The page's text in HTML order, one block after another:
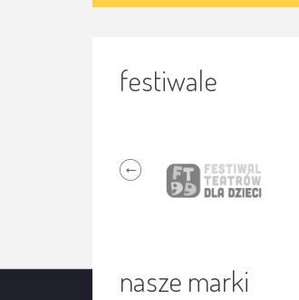
festiwale
nasze marki